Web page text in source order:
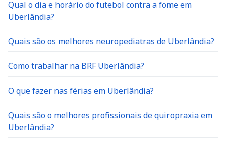
Qual o dia e horário do futebol contra a fome em
Uberlândia?
Quais são os melhores neuropediatras de Uberlândia?
Como trabalhar na BRF Uberlândia?
O que fazer nas férias em Uberlândia?
Quais são o melhores profissionais de quiropraxia em
Uberlândia?